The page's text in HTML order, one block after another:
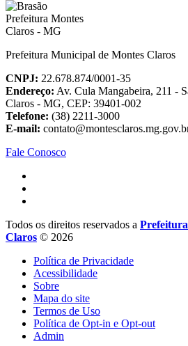
Prefeitura Municipal de Montes Claros
CNPJ: 22.678.874/0001-35
Endereço: Av. Cula Mangabeira, 211 -
Claros - MG, CEP: 39401-002
Telefone: (38) 2211-3000
E-mail:
Fale Conosco
Todos os direitos reservados a
Claros © 2026
Política de Privacidade
Acessibilidade
Sobre
Mapa do site
Termos de Uso
Política de Opt-in e Opt-out
Admin